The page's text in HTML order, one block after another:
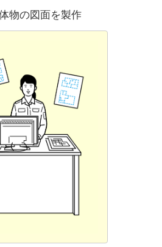
物の図面を製作